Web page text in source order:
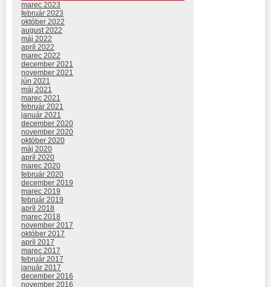
marec 2023
február 2023
október 2022
august 2022
máj 2022
apríl 2022
marec 2022
december 2021
november 2021
jún 2021
máj 2021
marec 2021
február 2021
január 2021
december 2020
november 2020
október 2020
máj 2020
apríl 2020
marec 2020
február 2020
december 2019
marec 2019
február 2019
apríl 2018
marec 2018
november 2017
október 2017
apríl 2017
marec 2017
február 2017
január 2017
december 2016
november 2016